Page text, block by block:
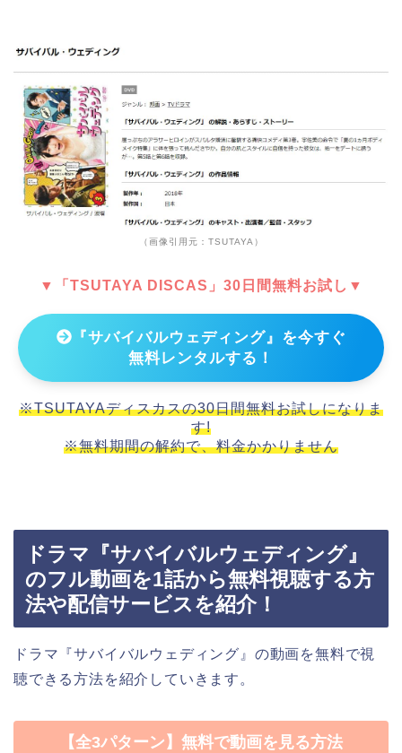
（画像引用元：TSUTAYA）
▼「TSUTAYA DISCAS」30日間無料お試し▼
『サバイバルウェディング』を今すぐ
無料レンタルする！
※TSUTAYAディスカスの30日間無料お試しになりま
す!
※無料期間の解約で、料金かかりません
ドラマ『サバイバルウェディング』
のフル動画を1話から無料視聴する方
法や配信サービスを紹介！
ドラマ『サバイバルウェディング』の動画を無料で視
聴できる方法を紹介していきます。
【全3パターン】無料で動画を見る方法